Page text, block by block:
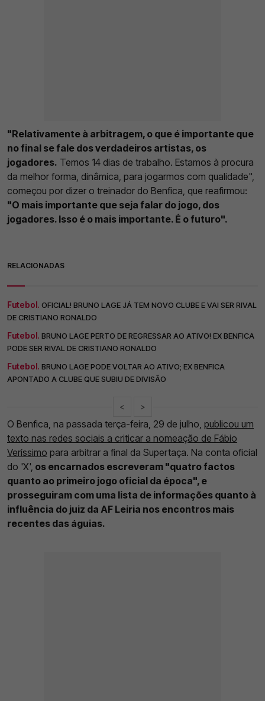
"Relativamente à arbitragem, o que é importante que
no final se fale dos verdadeiros artistas, os
jogadores. Temos 14 dias de trabalho. Estamos à procura
da melhor forma, dinâmica, para jogarmos com qualidade",
começou por dizer o treinador do Benfica, que reafirmou:
"O mais importante que seja falar do jogo, dos
jogadores. Isso é o mais importante. É o futuro".
RELACIONADAS
Futebol. OFICIAL! BRUNO LAGE JÁ TEM NOVO CLUBE E VAI SER RIVAL
DE CRISTIANO RONALDO
Futebol. BRUNO LAGE PERTO DE REGRESSAR AO ATIVO! EX BENFICA
PODE SER RIVAL DE CRISTIANO RONALDO
Futebol. BRUNO LAGE PODE VOLTAR AO ATIVO; EX BENFICA
APONTADO A CLUBE QUE SUBIU DE DIVISÃO
< >
O Benfica, na passada terça-feira, 29 de julho, publicou um
texto nas redes sociais a criticar a nomeação de Fábio
Veríssimo para arbitrar a final da Supertaça. Na conta oficial
do 'X', os encarnados escreveram "quatro factos
quanto ao primeiro jogo oficial da época", e
prosseguiram com uma lista de informações quanto à
influência do juiz da AF Leiria nos encontros mais
recentes das águias.